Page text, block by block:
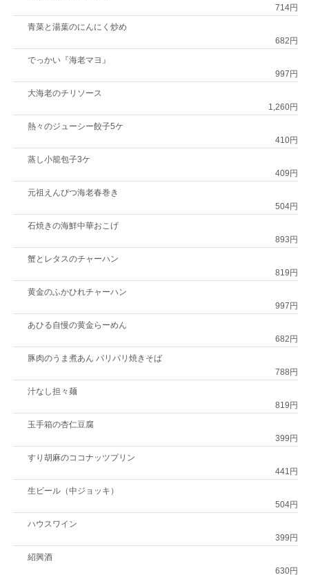
714円
青菜と湯葉のにんにく炒め
682円
でっかい『海老マヨ』
997円
大海老のチリソース
1,260円
熱々のジューシー餃子5ケ
410円
蒸し小籠包子3ケ
409円
元祖えんぴつ海老春巻き
504円
石焼きの海鮮中華おこげ
893円
蟹とレタスのチャーハン
819円
黄金のふかひれチャーハン
997円
あひる自慢の黄金らーめん
682円
豚肉のうま煮あん パリパリ焼きそば
788円
汁なし担々麺
819円
玉手箱の杏仁豆腐
399円
すり胡麻のココナッツプリン
441円
生ビール（中ジョッキ）
504円
ハウスワイン
399円
紹興酒
630円